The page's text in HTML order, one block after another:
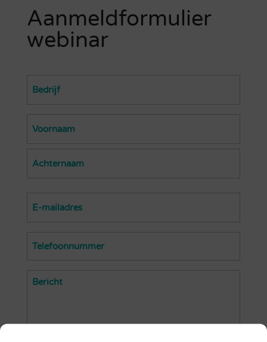
Aanmeldformulier
webinar
Bedrijf
Naam
Email
Telefoon
Bericht(Vereist)